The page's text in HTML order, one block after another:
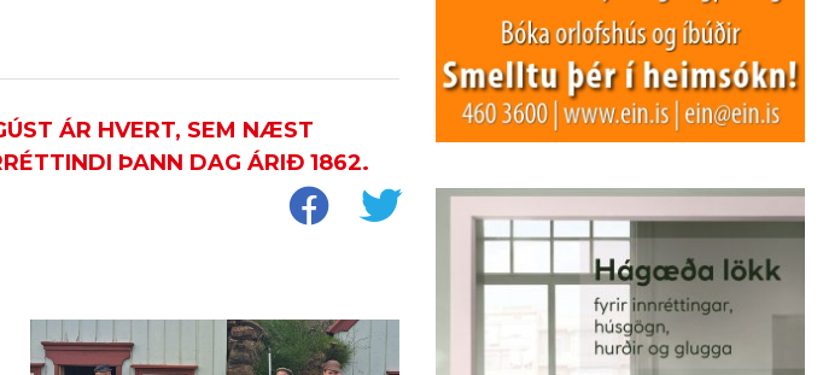
ÁR HVERT, SEM NÆST
ÞANN DAG ÁRIÐ 1862.